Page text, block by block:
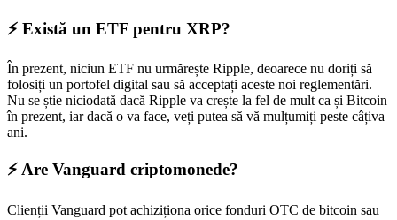
⚡️ Există un ETF pentru XRP?
În prezent, niciun ETF nu urmărește Ripple, deoarece nu doriți să
folosiți un portofel digital sau să acceptați aceste noi reglementări.
Nu se știe niciodată dacă Ripple va crește la fel de mult ca și Bitcoin
în prezent, iar dacă o va face, veți putea să vă mulțumiți peste câțiva
ani.
⚡️ Are Vanguard criptomonede?
Clienții Vanguard pot achiziționa orice fonduri OTC de bitcoin sau